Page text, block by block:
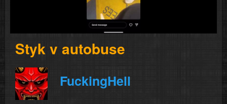
Video
Styk v autobuse
FuckingHell